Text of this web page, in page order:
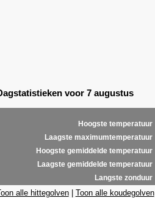
voor 7 augustus
Hoogste temperatuur
Laagste maximumtemperatuur
Hoogste gemiddelde temperatuur
Laagste gemiddelde temperatuur
Langste zonduur
alle hittegolven| Toon alle koudegolven